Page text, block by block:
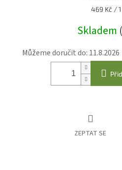
Měrná
469 Kč /
Skladem
Můžeme doručit do: 11.8.2026
ZEPTAT SE